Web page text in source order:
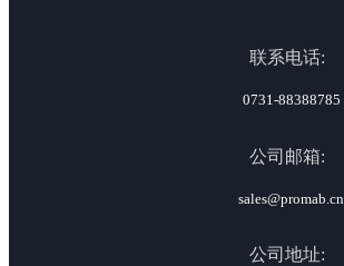
联系电话:
0731-88388785
公司邮箱:
sales@promab.cn
公司地址: